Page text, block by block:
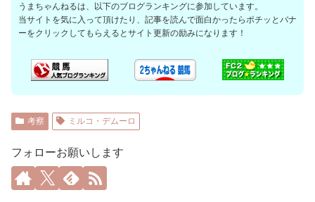
うまちゃんねるは、以下のブログランキングに参加しています。
当サイトを気に入って頂けたり、記事を読んで面白かったらポチッとバナ
ーをクリックしてもらえるとサイト更新の励みになります！
考察 ミルコ・デムーロ
フォローお願いします